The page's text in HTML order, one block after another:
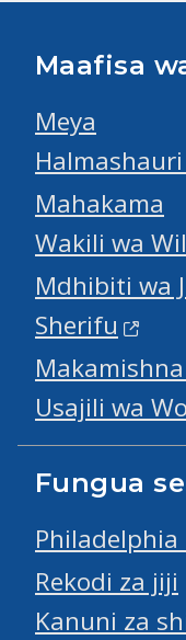
Maafisa
Meya
Halmashauri
Mahakama
Wakili wa
Mdhibiti wa
Sherifu
Usajili wa
Fungua
Rekodi za jiji
Kanuni za